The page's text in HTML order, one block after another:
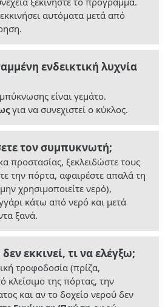
αυτόματα μετά από
ενδεικτική λυχνία
είναι γεμάτο.
για να συνεχιστεί ο κύκλος.
τον συμπυκνωτή;
προστασίας, ξεκλειδώστε τους
την πόρτα, αφαιρέστε απαλά τη
χρησιμοποιείτε νερό),
κάτω από νερό και μετά
ξανά.
εκκινεί, τι να ελέγξω;
τροφοδοσία (πρίζα,
κλείσιμο της πόρτας, την
και αν το δοχείο νερού δεν